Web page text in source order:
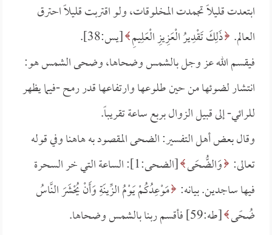
ابتعدت قليلاً تجمدت المخلوقات، ولو اقتربت قليلاً احترق
العالم. ذَلِكَ تَقْدِيرُ الْعَزِيزِ الْعَلِيمِ [يس:38].
فيقسم الله عز وجل بالشمس وضحاها، وضحى الشمس هو:
انتشار لضوئها من حين طلوعها وارتفاعها قدر رمح -فيما يظهر
للرائي- إلى قبيل الزوال بربع ساعة تقريباً.
وقال بعض أهل التفسير: الضحى المقصود به هاهنا وفي قوله
تعالى: وَالضُّحَى
[الضحى:1]: الساعة التي خر السحرة
فيها ساجدين. بيانه: مَوْعِدُكُمْ يَوْمُ الزِّينَةِ وَأَنْ يُحْشَرَ النَّاسُ
ضُحًى [طه:59] فأقسم ربنا بالشمس وضحاها.